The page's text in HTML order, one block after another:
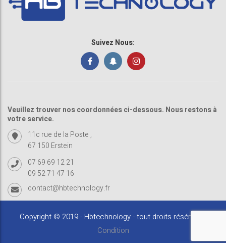
Suivez Nous:
Veuillez trouver nos coordonnées ci-dessous. Nous restons à
votre service.
11c rue de la Poste ,
67 150 Erstein
07 69 69 12 21
09 52 71 47 16
contact@hbtechnology.fr
Copyright © 2019 - Hbtechnology - tout droits résérvés -
Condition